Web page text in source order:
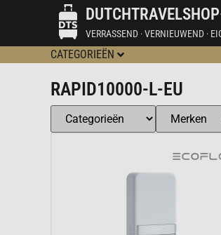
VERRASSEND · VERNIEUWEND ·
CATEGORIEËN
RAPID10000-L-EU